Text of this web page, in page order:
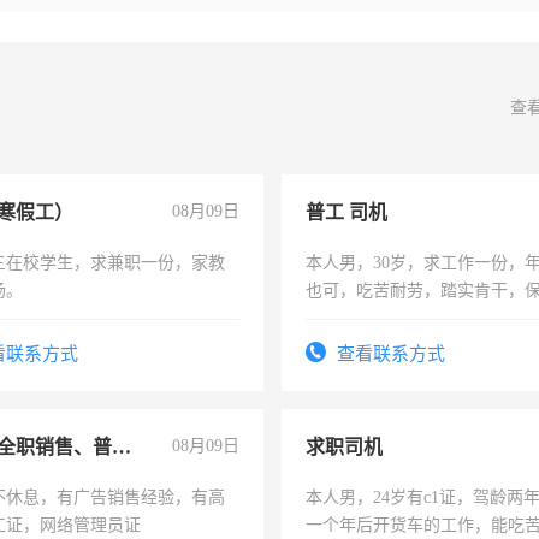
查
假工） 08月09日
在校学生，求兼职一份，家教
系方式
普工 司机
本人男，30岁，求工作一份，
也可，吃苦耐劳，踏实肯干，
查看联系方式
兼职或全职销售、普工、维修 08月09日
休息，有广告销售经验，有高
证，网络管理员证
求职司机
本人男，24岁有c1证，驾龄两
一个年后开货车的工作，能吃